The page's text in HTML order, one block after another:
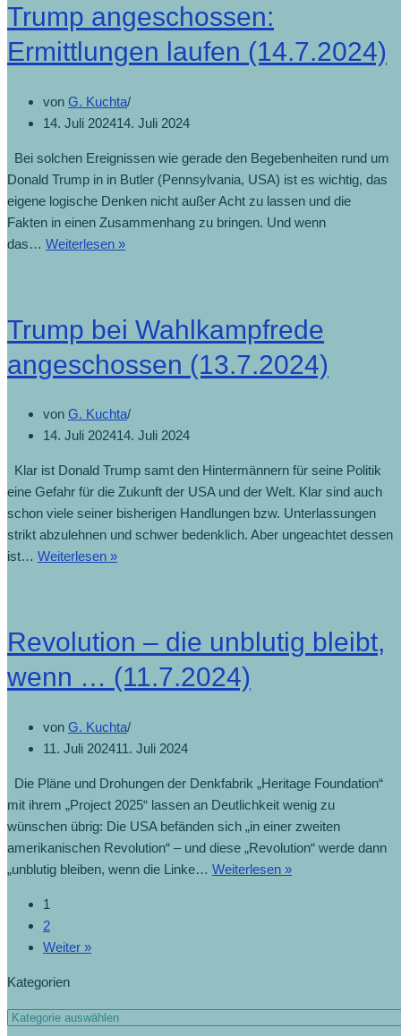
Trump angeschossen:
Ermittlungen laufen (14.7.2024)
von G. Kuchta
14. Juli 202414. Juli 2024
Bei solchen Ereignissen wie gerade den Begebenheiten rund um
Donald Trump in in Butler (Pennsylvania, USA) ist es wichtig, das
eigene logische Denken nicht außer Acht zu lassen und die
Fakten in einen Zusammenhang zu bringen. Und wenn
das… Weiterlesen »
Trump bei Wahlkampfrede
angeschossen (13.7.2024)
von G. Kuchta
14. Juli 202414. Juli 2024
Klar ist Donald Trump samt den Hintermännern für seine Politik
eine Gefahr für die Zukunft der USA und der Welt. Klar sind auch
schon viele seiner bisherigen Handlungen bzw. Unterlassungen
strikt abzulehnen und schwer bedenklich. Aber ungeachtet dessen
ist… Weiterlesen »
Revolution – die unblutig bleibt,
wenn … (11.7.2024)
von G. Kuchta
11. Juli 202411. Juli 2024
Die Pläne und Drohungen der Denkfabrik „Heritage Foundation“
mit ihrem „Project 2025“ lassen an Deutlichkeit wenig zu
wünschen übrig: Die USA befänden sich „in einer zweiten
amerikanischen Revolution“ – und diese „Revolution“ werde dann
„unblutig bleiben, wenn die Linke… Weiterlesen »
1
2
Weiter »
Kategorien